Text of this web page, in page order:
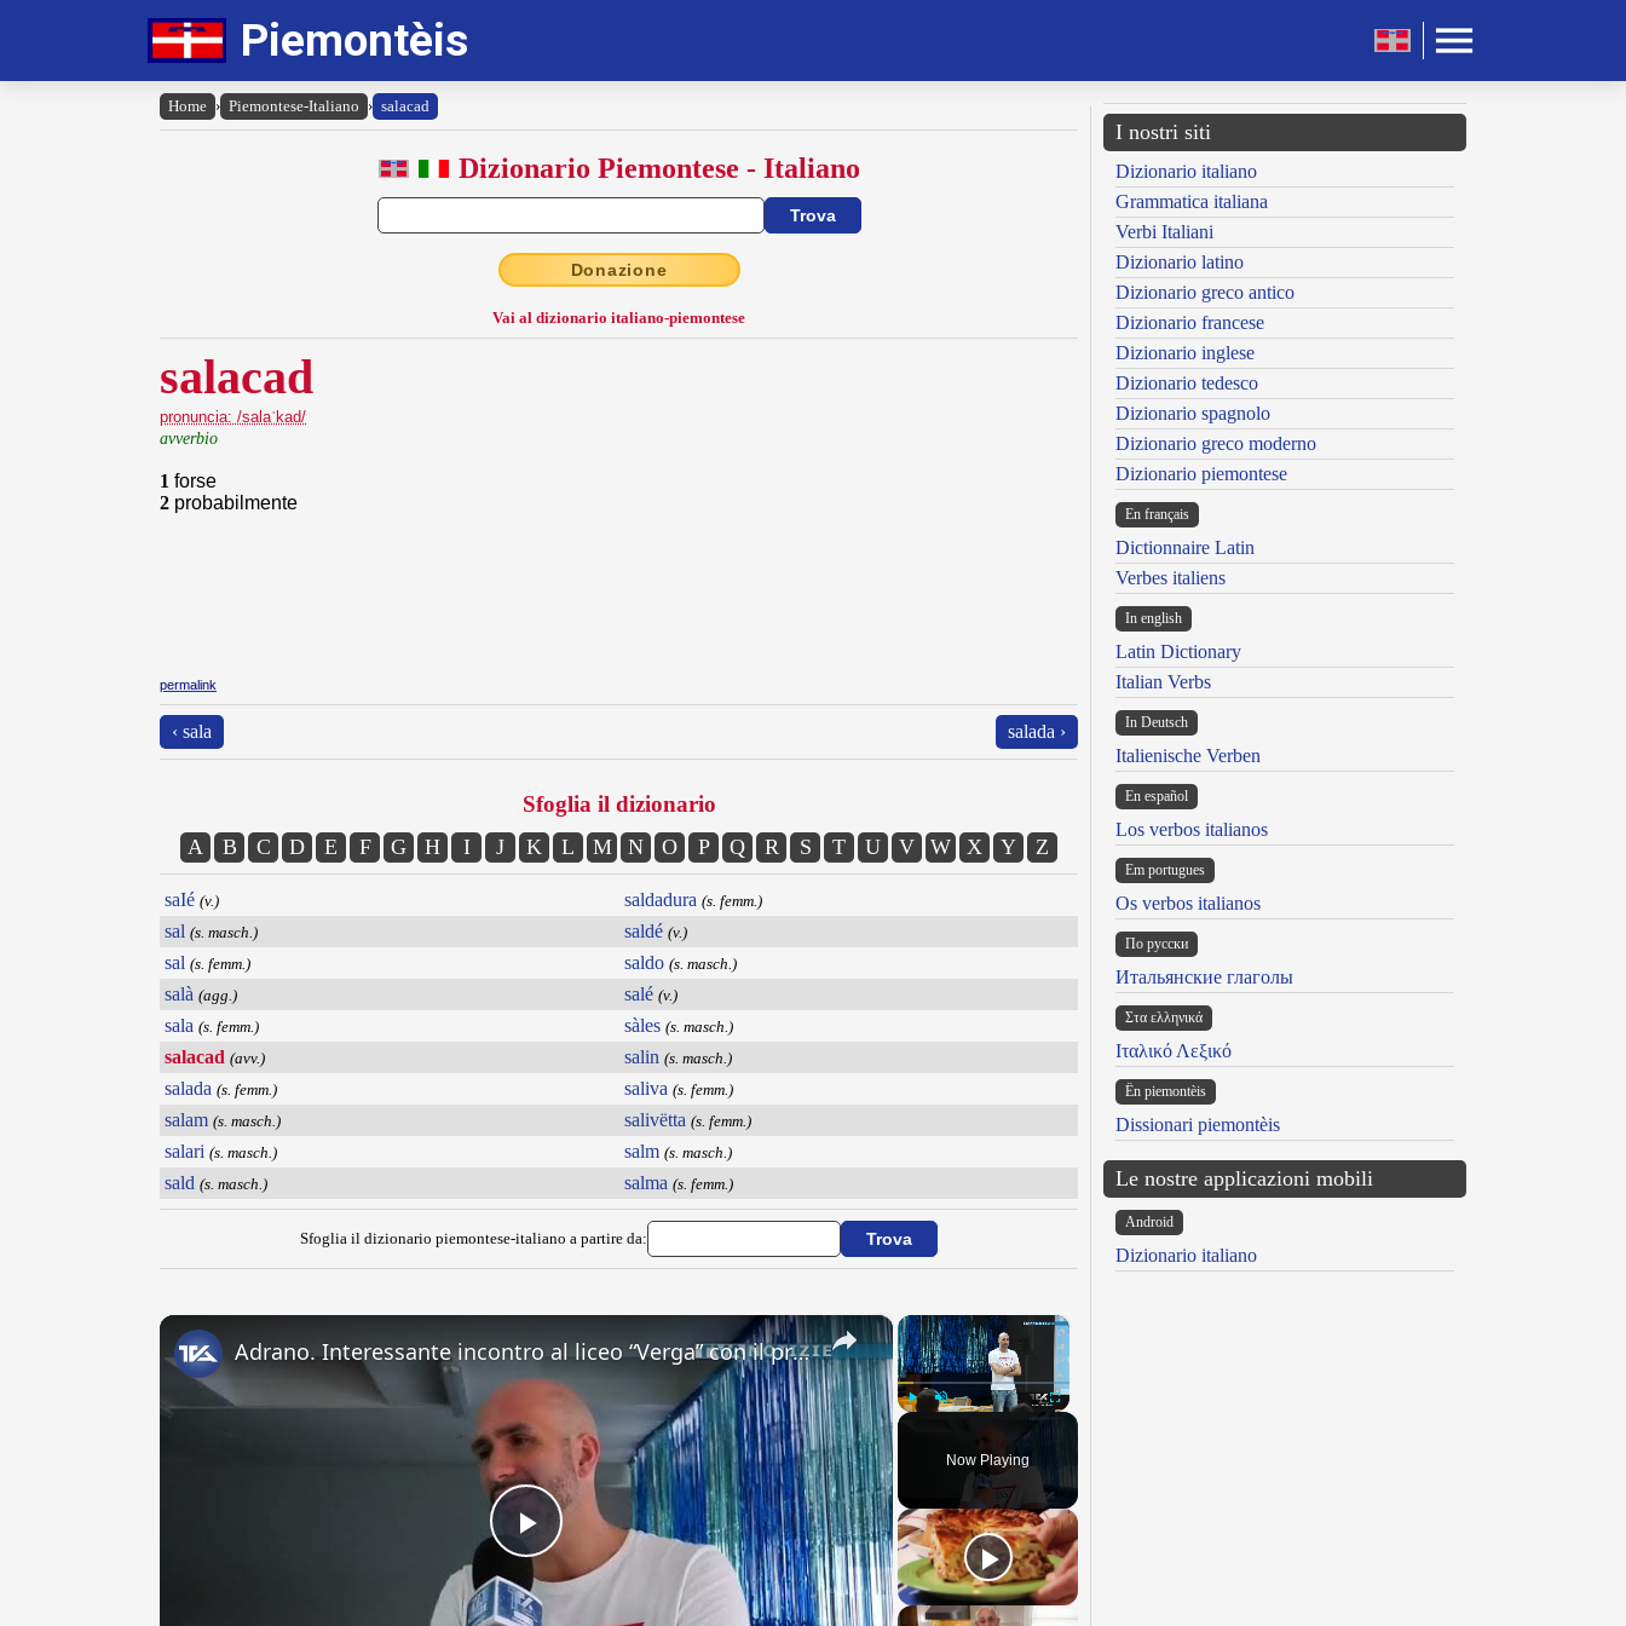
Piemontèis
Home › Piemontese-Italiano › salacad
Dizionario Piemontese - Italiano
Donazione
Vai al dizionario italiano-piemontese
salacad
pronuncia: /salaˈkad/
avverbio
1 forse
2 probabilmente
permalink
‹ sala salada ›
Sfoglia il dizionario
A B C D E F G H I J K L M N O P Q R S T U V W X Y Z
saIé (v.)
sal (s. masch.)
sal (s. femm.)
salà (agg.)
sala (s. femm.)
salacad (avv.)
salada (s. femm.)
salam (s. masch.)
salari (s. masch.)
sald (s. masch.)
saldadura (s. femm.)
saldé (v.)
saldo (s. masch.)
salé (v.)
sàles (s. masch.)
salin (s. masch.)
saliva (s. femm.)
salivëtta (s. femm.)
salm (s. masch.)
salma (s. femm.)
Sfoglia il dizionario piemontese-italiano a partire da:
×
Fullscreen
Now Playing
×
Play
Adrano. Interessante incontro al liceo “Verga” con il prof. Fabio Gamberini. Studenti del Linguistic
I nostri siti
Dizionario italiano
Grammatica italiana
Verbi Italiani
Dizionario latino
Dizionario greco antico
Dizionario francese
Dizionario inglese
Dizionario tedesco
Dizionario spagnolo
Dizionario greco moderno
Dizionario piemontese
En français
Dictionnaire Latin
Verbes italiens
In english
Latin Dictionary
Italian Verbs
In Deutsch
Italienische Verben
En español
Los verbos italianos
Em portugues
Os verbos italianos
По русски
Итальянские глаголы
Στα ελληνικά
Ιταλικό Λεξικό
Ën piemontèis
Dissionari piemontèis
Le nostre applicazioni mobili
Android
Dizionario italiano